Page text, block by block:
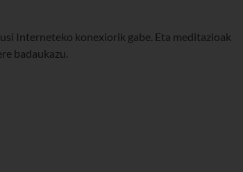
Interneteko konexiorik gabe. Eta meditazioak
badaukazu.